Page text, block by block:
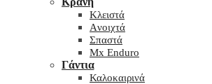
Kλειστά
Aνοιχτά
Σπαστά
Mx Enduro
Γάντια
Καλοκαιρινά